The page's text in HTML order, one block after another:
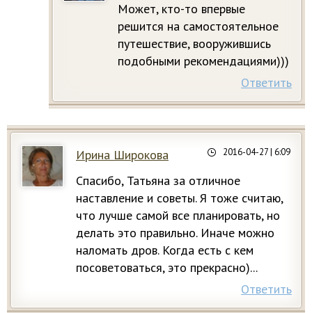
Может, кто-то впервые
решится на самостоятельное
путешествие, вооружившись
подобными рекомендациями)))
Ответить
Ирина Широкова 2016-04-27| 6:09
Спасибо, Татьяна за отличное
наставление и советы. Я тоже считаю,
что лучше самой все планировать, но
делать это правильно. Иначе можно
наломать дров. Когда есть с кем
посоветоваться, это прекрасно)...
Ответить